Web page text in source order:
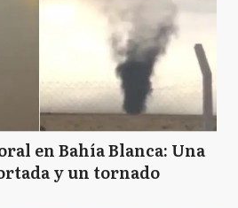
en Bahía Blanca: Una
y un tornado